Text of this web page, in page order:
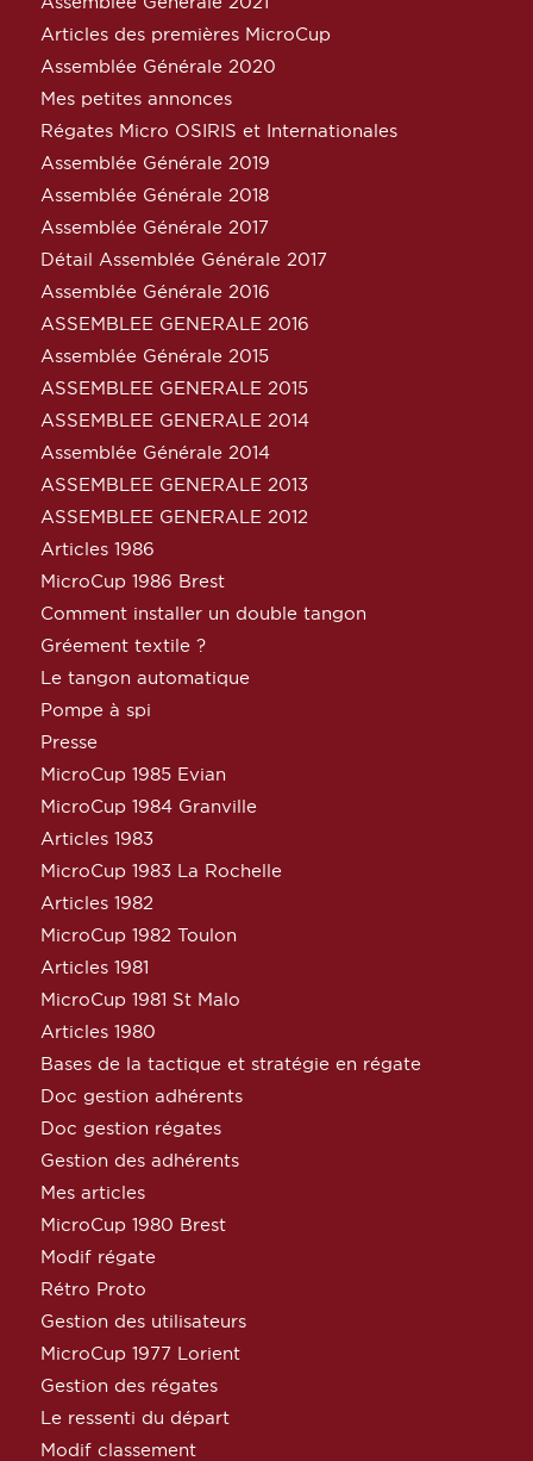
Articles des premières MicroCup
Assemblée Générale 2020
Mes petites annonces
Régates Micro OSIRIS et Internationales
Assemblée Générale 2019
Assemblée Générale 2018
Assemblée Générale 2017
Détail Assemblée Générale 2017
Assemblée Générale 2016
ASSEMBLEE GENERALE 2016
Assemblée Générale 2015
ASSEMBLEE GENERALE 2015
ASSEMBLEE GENERALE 2014
Assemblée Générale 2014
ASSEMBLEE GENERALE 2013
ASSEMBLEE GENERALE 2012
Articles 1986
MicroCup 1986 Brest
Comment installer un double tangon
Gréement textile ?
Le tangon automatique
Pompe à spi
Presse
MicroCup 1985 Evian
MicroCup 1984 Granville
Articles 1983
MicroCup 1983 La Rochelle
Articles 1982
MicroCup 1982 Toulon
Articles 1981
MicroCup 1981 St Malo
Articles 1980
Bases de la tactique et stratégie en régate
Doc gestion adhérents
Doc gestion régates
Gestion des adhérents
Mes articles
MicroCup 1980 Brest
Modif régate
Rétro Proto
Gestion des utilisateurs
MicroCup 1977 Lorient
Gestion des régates
Le ressenti du départ
Modif classement